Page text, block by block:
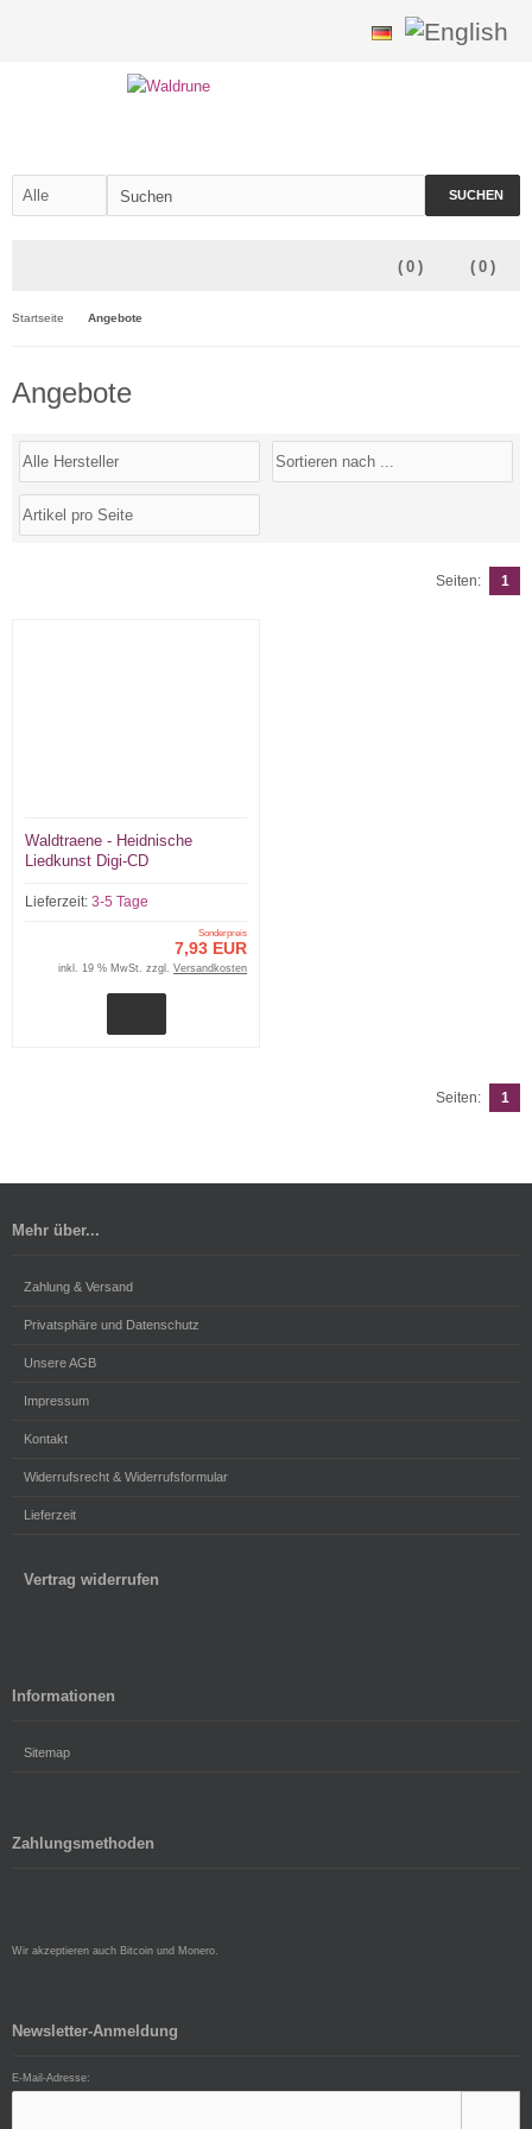
SUCHEN
( 0 )
( 0 )
Startseite Angebote
Angebote
Seiten: 1
Waldtraene - Heidnische
Liedkunst Digi-CD
Lieferzeit: 3-5 Tage
Sonderpreis
7,93 EUR
inkl. 19 % MwSt. zzgl. Versandkosten
Seiten: 1
Mehr über...
Zahlung & Versand
Privatsphäre und Datenschutz
Unsere AGB
Impressum
Kontakt
Widerrufsrecht & Widerrufsformular
Lieferzeit
Vertrag widerrufen
Informationen
Sitemap
Zahlungsmethoden
Wir akzeptieren auch Bitcoin und Monero.
Newsletter-Anmeldung
E-Mail-Adresse: